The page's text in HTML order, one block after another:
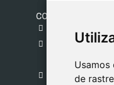
de
de
CONTACTO
C. del Pradillo,
Madrid
918 459 877